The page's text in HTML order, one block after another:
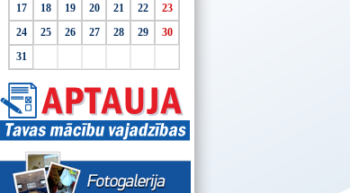
17
18 19 20 21 22
23
24
25 26 27 28 29
30
31